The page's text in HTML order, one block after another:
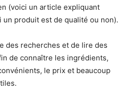
(voici un article expliquant
produit est de qualité ou non).
des recherches et de lire des
de connaître les ingrédients,
le prix et beaucoup